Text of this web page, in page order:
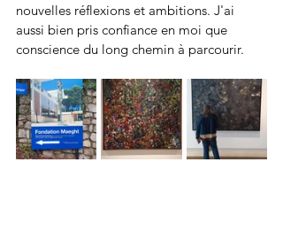
nouvelles réflexions et ambitions. J'ai
aussi bien pris confiance en moi que
conscience du long chemin à parcourir.